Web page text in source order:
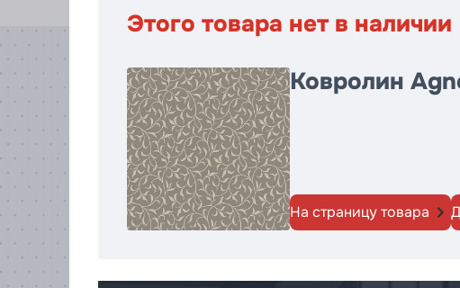
Этого товара нет в наличии
Ковролин
На страницу товара